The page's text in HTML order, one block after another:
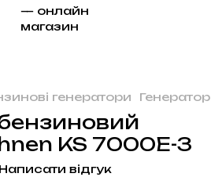
генератори
KS 7000E-3
Написати відгук